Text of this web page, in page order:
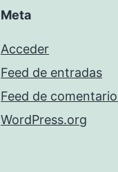
Meta
Acceder
Feed de entradas
Feed de
WordPress.org